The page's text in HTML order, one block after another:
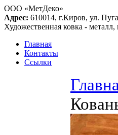
ООО «МетДеко»
Адрес: 610014, г.Киров, ул.
Художественная ковка -
Главная
Контакты
Ссылки